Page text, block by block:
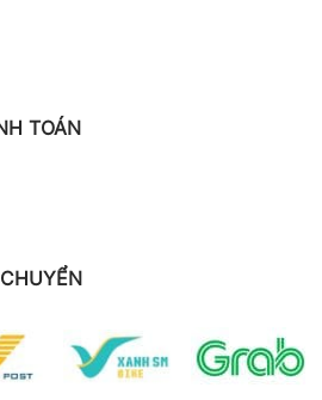
TOÁN